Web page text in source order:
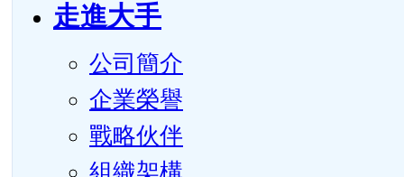
走進大手
公司簡介
企業榮譽
戰略伙伴